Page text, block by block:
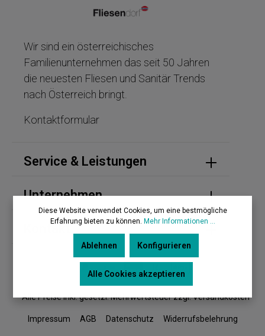
Wir sind ein österreichisches
Familienunternehmen das seit 50 Jahren
die neuesten Fliesen und Sanitär Trends
nach Österreich bringt.
Kontaktformular
Service & Leistungen
Unternehmen
Kontakt
* Alle Preise inkl. gesetzl. Mehrwertsteuer zzgl. Versandkosten
Impressum AGB Datenschutz Widerrufsbelehrung
Diese Website verwendet Cookies, um eine bestmögliche
Erfahrung bieten zu können. Mehr Informationen ...
Ablehnen Konfigurieren
Alle Cookies akzeptieren